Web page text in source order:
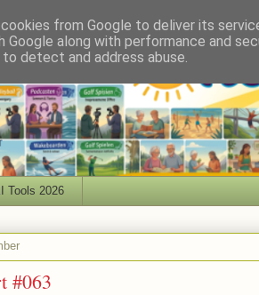
Tools 2026
#063
from Google to deliver its
Google along with performance and
detect and address abuse.